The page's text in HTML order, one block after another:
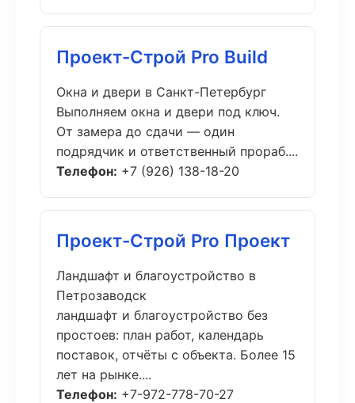
Проект-Строй Pro Build
Окна и двери в Санкт-Петербург
Выполняем окна и двери под ключ.
От замера до сдачи — один
подрядчик и ответственный прораб....
Телефон: +7 (926) 138-18-20
Проект-Строй Pro Проект
Ландшафт и благоустройство в
Петрозаводск
ландшафт и благоустройство без
простоев: план работ, календарь
поставок, отчёты с объекта. Более 15
лет на рынке....
Телефон: +7-972-778-70-27